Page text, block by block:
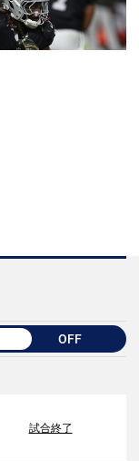
OFF
試合終了